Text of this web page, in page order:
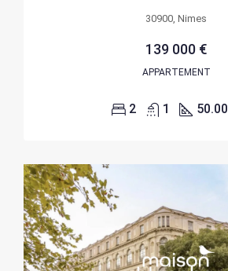
30900, Nimes
139 000 €
APPARTEMENT
2 1 50.00